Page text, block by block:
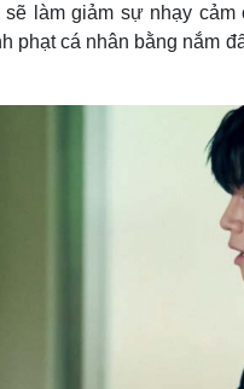
làm giảm sự nhạy cảm
phạt cá nhân bằng nắm